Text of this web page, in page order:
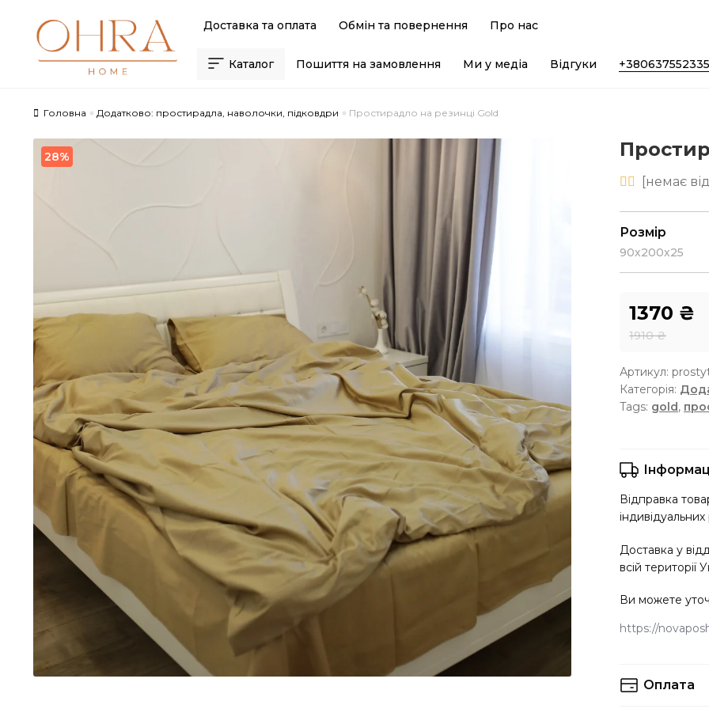
Skip
to
navigation
Skip
to
content
Доставка та оплата Обмін та повернення Про нас
Каталог Пошиття на замовлення Ми у медіа Відгуки +380637552335
Головна Додатково: простирадла, наволочки, підковдри Простирадло на резинці Gold
28%
[немає
Розмір
90х200х25
1910₴
ціна:
1910 ₴.
1370 ₴
ціна:
1370 ₴.
Артикул:
Категорія:
Tags: gold,
Відправка
індивідуальних
Доставка у
всій території
Ви можете
https://
Оплата